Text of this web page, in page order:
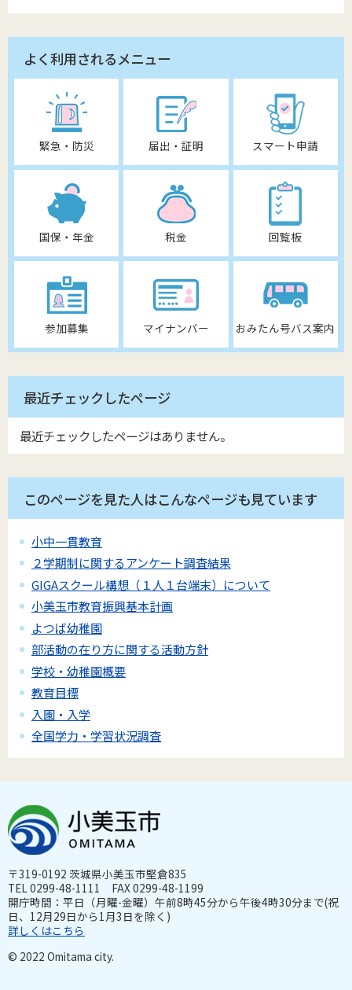
よく利用されるメニュー
緊急・防災 届出・証明 スマート申請
国保・年金 税金 回覧板
参加募集 マイナンバー おみたん号バス案内
最近チェックしたページ
最近チェックしたページはありません。
このページを見た人はこんなページも見ています
小中一貫教育
２学期制に関するアンケート調査結果
GIGAスクール構想（１人１台端末）について
小美玉市教育振興基本計画
よつば幼稚園
部活動の在り方に関する活動方針
学校・幼稚園概要
教育目標
入園・入学
全国学力・学習状況調査
〒319-0192 茨城県小美玉市堅倉835
TEL 0299-48-1111 FAX 0299-48-1199
開庁時間：平日（月曜-金曜）午前8時45分から午後4時30分まで(祝
日、12月29日から1月3日を除く)
詳しくはこちら
© 2022 Omitama city.